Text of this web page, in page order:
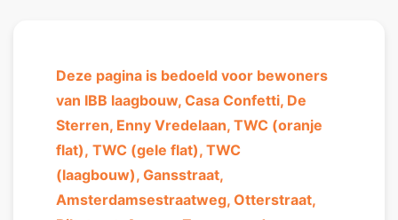
Deze pagina is bedoeld voor bewoners
van IBB laagbouw, Casa Confetti, De
Sterren, Enny Vredelaan, TWC (oranje
flat), TWC (gele flat), TWC
(laagbouw), Gansstraat,
Amsterdamsestraatweg, Otterstraat,